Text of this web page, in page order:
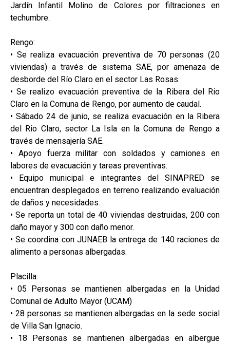
Jardín Infantil Molino de Colores por filtraciones en
techumbre.
Rengo:
• Se realiza evacuación preventiva de 70 personas (20
viviendas) a través de sistema SAE, por amenaza de
desborde del Río Claro en el sector Las Rosas.
• Se realizo evacuación preventiva de la Ribera del Rio
Claro en la Comuna de Rengo, por aumento de caudal.
• Sábado 24 de junio, se realiza evacuación en la Ribera
del Rio Claro, sector La Isla en la Comuna de Rengo a
través de mensajería SAE.
• Apoyo fuerza militar con soldados y camiones en
labores de evacuación y tareas preventivas.
• Equipo municipal e integrantes del SINAPRED se
encuentran desplegados en terreno realizando evaluación
de daños y necesidades.
• Se reporta un total de 40 viviendas destruidas, 200 con
daño mayor y 300 con daño menor.
• Se coordina con JUNAEB la entrega de 140 raciones de
alimento a personas albergadas.
Placilla:
• 05 Personas se mantienen albergadas en la Unidad
Comunal de Adulto Mayor (UCAM)
• 28 personas se mantienen albergadas en la sede social
de Villa San Ignacio.
• 18 Personas se mantienen albergadas en albergue